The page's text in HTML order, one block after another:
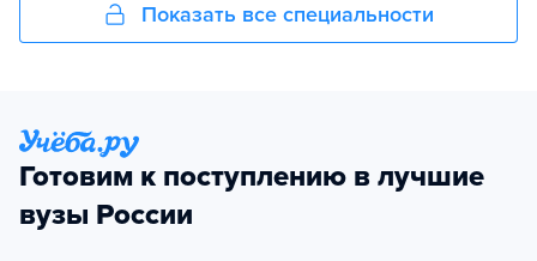
Показать все специальности
Готовим к поступлению в лучшие
вузы России